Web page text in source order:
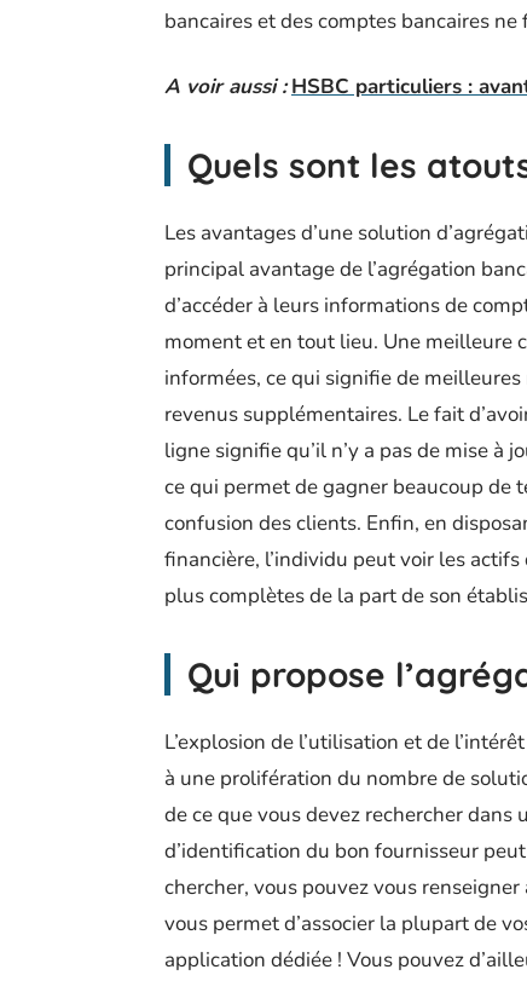
bancaires et des comptes bancaires
A voir aussi : HSBC particuliers :
Quels sont les
Les avantages d’une solution
principal avantage de l’agrégation
d’accéder à leurs informations de
moment et en tout lieu. Une meilleure
informées, ce qui signifie de
revenus supplémentaires. Le fait
ligne signifie qu’il n’y a pas de mise à
ce qui permet de gagner beaucoup de
confusion des clients. Enfin, en
financière, l’individu peut voir les
plus complètes de la part de son
Qui propose
L’explosion de l’utilisation et de
à une prolifération du nombre de
de ce que vous devez rechercher dans
d’identification du bon fournisseur
chercher, vous pouvez vous
vous permet d’associer la plupart de
application dédiée ! Vous pouvez